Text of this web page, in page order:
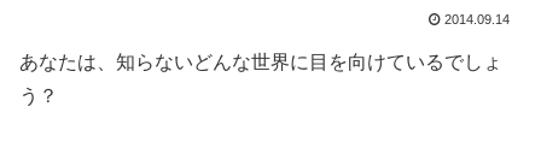
2014.09.14
あなたは、知らないどんな世界に目を向けているでしょ
う？